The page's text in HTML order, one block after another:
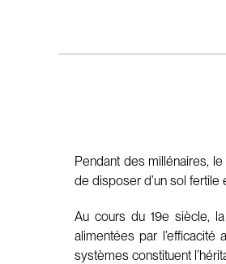
Pendant des millénaires,
de disposer d’un sol fertile
Au cours du 19e siècle,
alimentées par
systèmes constituent